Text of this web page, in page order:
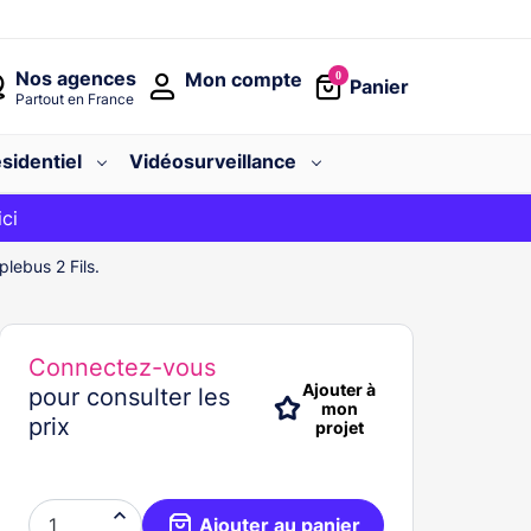
Nos agences
Partout en France
0
Panier
Mon compte
Vidéosurveillance
le code
2 Fils.
Connectez-vous
pour consulter les
prix
Ajouter à
mon
projet
 Ajouter au panier